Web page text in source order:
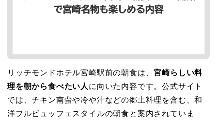
リッチモンドホテル宮崎駅前の朝食は、宮崎らしい料
理を朝から食べたい人 に向いた内容です。公式サイト
では、チキン南蛮や冷や汁などの郷土料理を含む、和
洋フルビュッフェスタイルの朝食と案内されていま